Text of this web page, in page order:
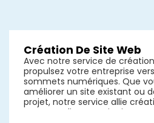
Création De Site Web
Avec notre service de
propulsez votre entreprise
sommets numériques. Que
améliorer un site existant ou
projet, notre service allie
pour vous livrer un site